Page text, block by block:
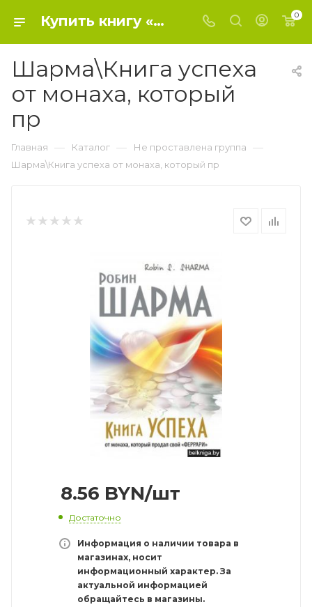
Купить книгу «Шарма\Книга успеха от монаха, который пр» 2014, Шарма Р. - Не проставлена группа 0
Шарма\Книга успеха
от монаха, который
пр
Главная — Каталог — Не проставлена группа —
Шарма\Книга успеха от монаха, который пр
8.56 BYN/шт
Достаточно
Информация о наличии товара в
магазинах, носит
информационный характер. За
актуальной информацией
обращайтесь в магазины.